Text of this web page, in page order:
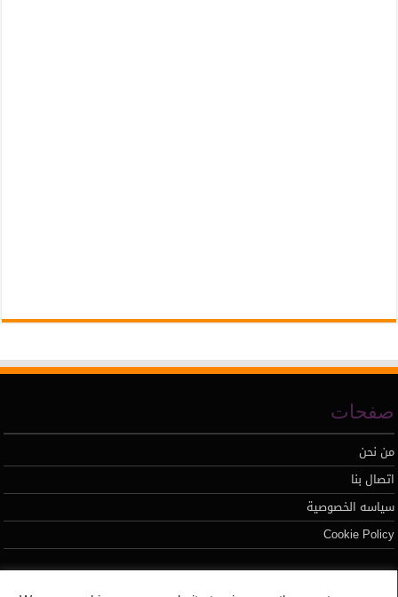
صفحات
من نحن
اتصال بنا
سياسه الخصوصية
Cookie Policy